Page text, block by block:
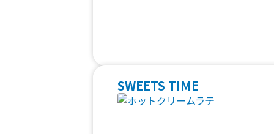
SWEETS TIME